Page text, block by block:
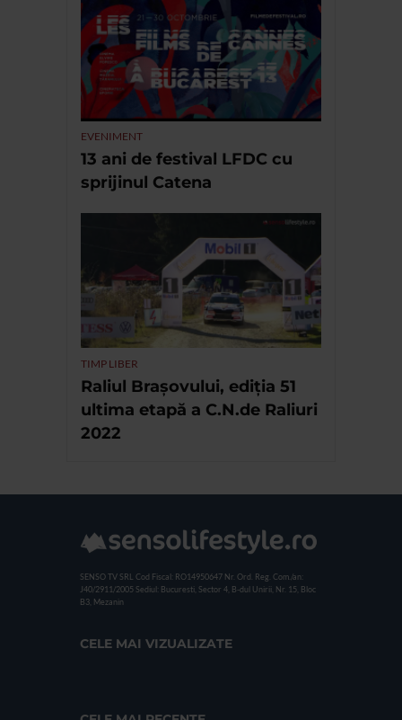
EVENIMENT
13 ani de festival LFDC cu
sprijinul Catena
TIMP LIBER
Raliul Brașovului, ediția 51
ultima etapă a C.N.de Raliuri
2022
SENSO TV SRL Cod Fiscal: RO14950647 Nr. Ord. Reg. Com./an:
J40/2911/2005 Sediul: Bucuresti, Sector 4, B-dul Unirii, Nr. 15, Bloc
B3, Mezanin
CELE MAI VIZUALIZATE